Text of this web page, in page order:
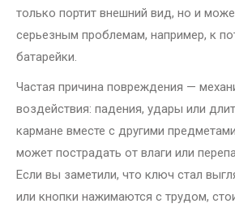
только портит внешний вид, но и
серьезным проблемам, например, к
батарейки.
Частая причина повреждения —
воздействия: падения, удары или
кармане вместе с другими
может пострадать от влаги или
Если вы заметили, что ключ стал
или кнопки нажимаются с трудом,